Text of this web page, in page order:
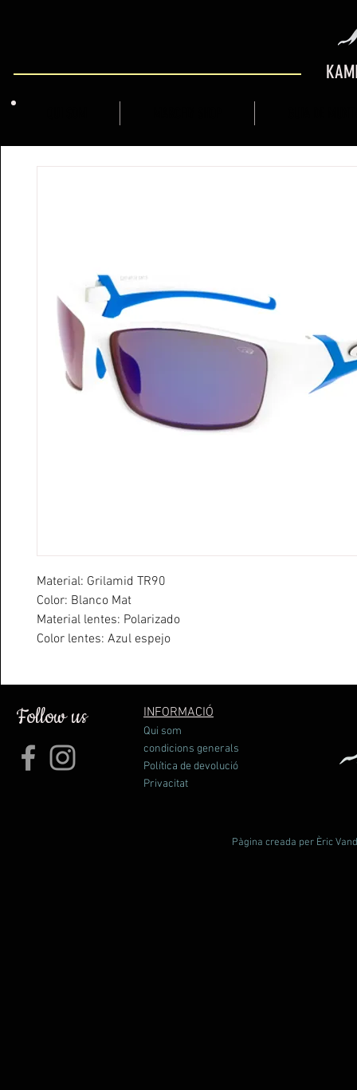
Material: Grilamid TR90
Color: Blanco Mat
Material lentes: Polarizado
Color lentes: Azul espejo
Follow us INFORMACIÓ
Qui som
condicions generals
Política de devolució
Privacitat
Pàgina creada per Èric